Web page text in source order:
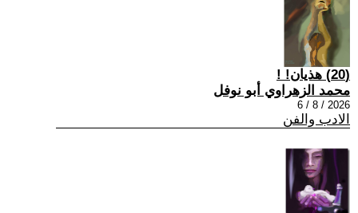
(20) هذيان! !
محمد الزهراوي أبو نوفل
2026 / 8 / 6
الادب والفن